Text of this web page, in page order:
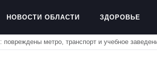
НОВОСТИ ОБЛАСТИ ЗДОРОВЬЕ
метро, транспорт и учебное